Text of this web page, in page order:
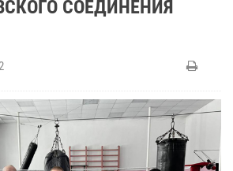
СОЕДИНЕНИЯ